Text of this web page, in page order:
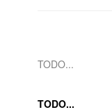
TODO...
TODO...